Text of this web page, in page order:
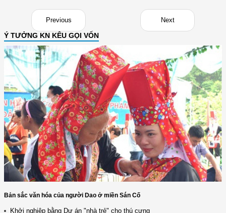
Previous Next
Ý TƯỞNG KN KÊU GỌI VỐN
Bản sắc văn hóa của người Dao ở miền Sán Cố
Khởi nghiệp bằng Dự án "nhà trẻ" cho thú cưng